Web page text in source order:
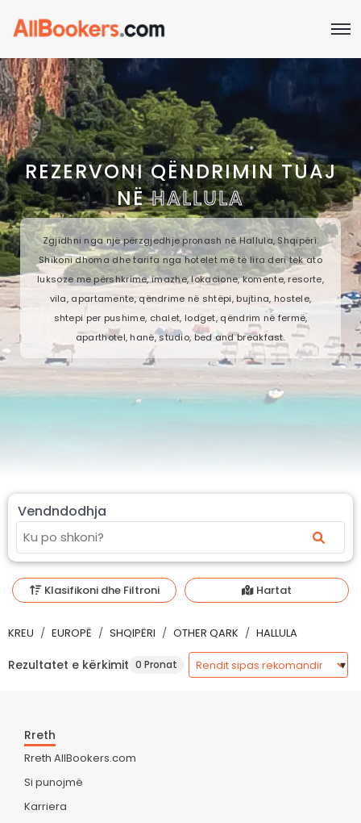
REZERVONI QËNDRIMIN TUAJ
NËHALLULA
Zgjidhni nga një përzgjedhje pronash në Hallula, Shqipëri.
Shikoni dhoma dhe tarifa nga hotelet më të lira deri tek ato
luksoze me përshkrime, imazhe, lokacione, komente, resorte,
vila, apartamente, qëndrime në shtëpi, bujtina, hostele,
shtepi per pushime, chalet, lodget, qëndrim në fermë,
aparthotel, hanë, studio, bed and breakfast.
Vendndodhja
Klasifikoni dhe Filtroni Hartat
KREU EUROPË SHQIPËRI OTHER QARK HALLULA
Rezultatet e kërkimit 0 Pronat
Rreth
Rreth AllBookers.com
Si punojmë
Karriera